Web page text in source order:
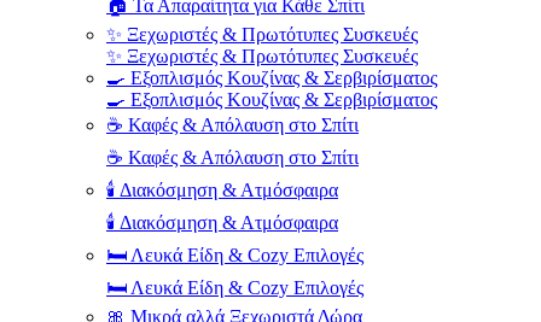
🏠 Τα Απαραίτητα για Κάθε Σπίτι
✨ Ξεχωριστές & Πρωτότυπες Συσκευές
✨ Ξεχωριστές & Πρωτότυπες Συσκευές
🍳 Εξοπλισμός Κουζίνας & Σερβιρίσματος
🍳 Εξοπλισμός Κουζίνας & Σερβιρίσματος
☕ Καφές & Απόλαυση στο Σπίτι
☕ Καφές & Απόλαυση στο Σπίτι
🕯️ Διακόσμηση & Ατμόσφαιρα
🕯️ Διακόσμηση & Ατμόσφαιρα
🛏️ Λευκά Είδη & Cozy Επιλογές
🛏️ Λευκά Είδη & Cozy Επιλογές
🎀 Μικρά αλλά Ξεχωριστά Δώρα